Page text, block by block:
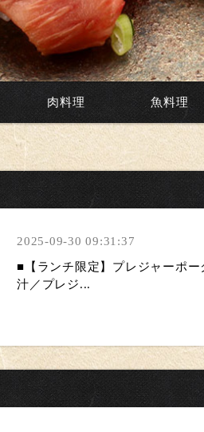
肉料理 魚料理
2025-09-30 09:31:37
■【ランチ限定】プレジャーポ
汁／プレジ...